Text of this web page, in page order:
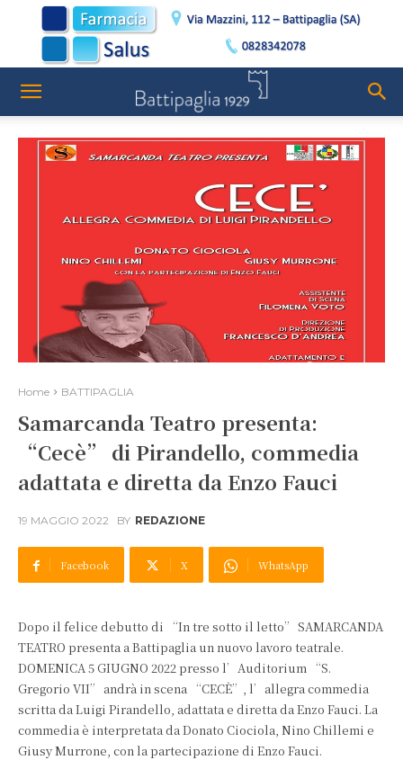
Home BATTIPAGLIA
Samarcanda Teatro presenta:
“Cecè” di Pirandello, commedia
adattata e diretta da Enzo Fauci
19 MAGGIO 2022 BY REDAZIONE
Facebook X WhatsApp
Dopo il felice debutto di “In tre sotto il letto” SAMARCANDA
TEATRO presenta a Battipaglia un nuovo lavoro teatrale.
DOMENICA 5 GIUGNO 2022 presso l’Auditorium “S.
Gregorio VII” andrà in scena “CECÈ”, l’allegra commedia
scritta da Luigi Pirandello, adattata e diretta da Enzo Fauci. La
commedia è interpretata da Donato Ciociola, Nino Chillemi e
Giusy Murrone, con la partecipazione di Enzo Fauci.